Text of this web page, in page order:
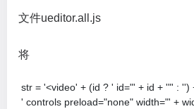
文件ueditor.all.js
将
str = '<video' + (id ? ' id="' + id + '"' :
' controls preload="none" width="' +